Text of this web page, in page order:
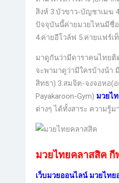
สิงห์ 3.บัวขาว-บัญชาเมฆ
ปัจจุบันนี้ค่ายมวยไหนมีชื่อ
4.ค่ายอีโวล์ฟ 5.ค่ายแฟร์เ
มาดูกันว่ามีดาราคนไทยติ
จะพามาดูว่ามีใครบ้างน้า
สิทธา) 3.สมจิต-จงจอหอ(
Payakaroon-Gym) มวยไ
ต่างๆ ได้ทั้งสาระ ความรู้
มวยไทยคลาสสิค กี
เว็บมวยออนไลน์ มวยไทย